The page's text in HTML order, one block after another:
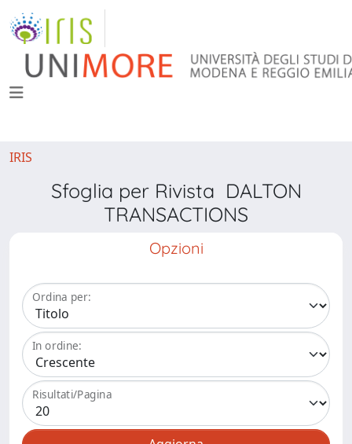
IRIS
Sfoglia per Rivista DALTON
TRANSACTIONS
Opzioni
Ordina per:
In ordine:
Risultati/Pagina